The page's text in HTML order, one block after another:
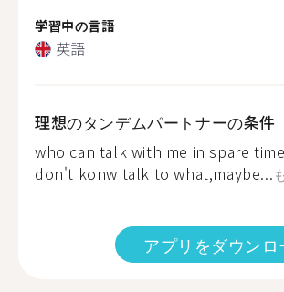
学習中の言語
英語
理想のタンデムパートナーの条件
who can talk with me in spare
don't konw talk to what,maybe...
アプリをダウンロ